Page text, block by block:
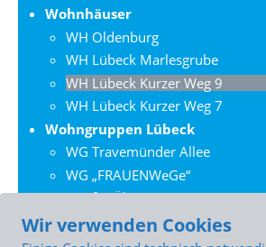
für
den
Bereich:
Wohnhäuser
WH Oldenburg
WH Lübeck Marlesgrube
WH Lübeck Kurzer Weg 9
WH Lübeck Kurzer Weg 7
Wohngruppen Lübeck
WG Travemünder Allee
WG „FRAUENWeGe“
WG für Ältere
Wohngruppen Ostholstein
Wir verwenden Cookies